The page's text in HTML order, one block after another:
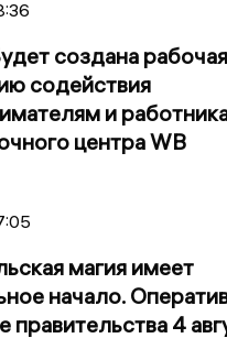
создана
содействия
и
центра WB
магия имеет
начало.
правительства 4